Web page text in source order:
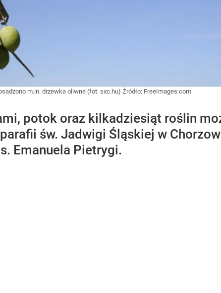
m.in. drzewka oliwne (fot. sxc.hu) Źródło: FreeImages.com
potok oraz kilkadziesiąt roślin
św. Jadwigi Śląskiej w
Emanuela Pietrygi.